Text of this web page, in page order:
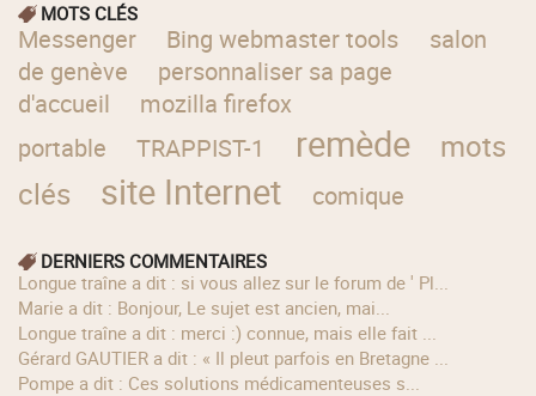
MOTS CLÉS
Messenger Bing webmaster tools
salon
de genève
personnaliser sa page
d'accueil
mozilla firefox
portable
TRAPPIST-1 remède
mots
clés
site Internet comique
DERNIERS COMMENTAIRES
longue traîne a dit : si vous allez sur le forum de ' Pl...
Marie a dit : Bonjour, Le sujet est ancien, mai...
longue traîne a dit : merci :) connue, mais elle fait ...
Gérard GAUTIER a dit : « Il pleut parfois en Bretagne ...
Pompe a dit : Ces solutions médicamenteuses s...